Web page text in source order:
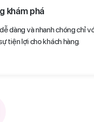
khám phá
dàng và nhanh chóng chỉ
tiện lợi cho khách hàng.